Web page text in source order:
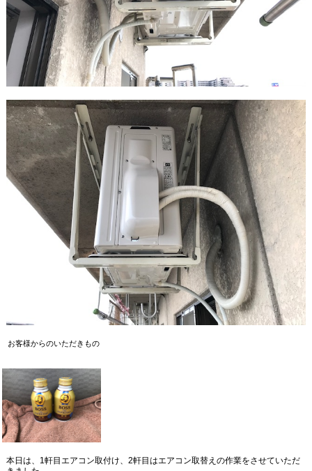
お客様からのいただきもの
本日は、 1軒目エアコン取付け、 2軒目はエアコン取替えの作業をさせていただ